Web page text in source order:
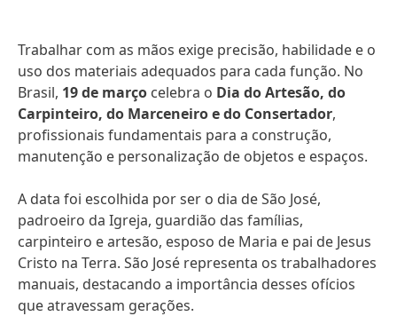
Trabalhar com as mãos exige precisão, habilidade e o
uso dos materiais adequados para cada função. No
Brasil, 19 de março celebra o Dia do Artesão, do
Carpinteiro, do Marceneiro e do Consertador,
profissionais fundamentais para a construção,
manutenção e personalização de objetos e espaços.
A data foi escolhida por ser o dia de São José,
padroeiro da Igreja, guardião das famílias,
carpinteiro e artesão, esposo de Maria e pai de Jesus
Cristo na Terra. São José representa os trabalhadores
manuais, destacando a importância desses ofícios
que atravessam gerações.